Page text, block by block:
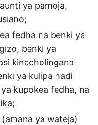
ya pamoja,
fedha na benki ya
benki ya
kinacholingana
ya kulipa hadi
kupokea fedha, na
ya wateja)